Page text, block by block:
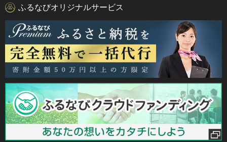
ふるなびオリジナルサービス